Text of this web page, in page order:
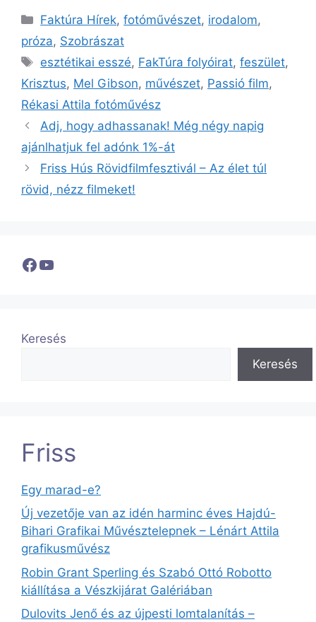
Kategória
Faktúra Hírek,fotóművészet, irodalom,
próza, Szobrászat
Címkék
esztétikai esszé, FakTúra folyóirat,feszület,
Krisztus, Mel Gibson, művészet, Passió film,
Rékasi Attila fotóművész
Adj, hogy adhassanak! Még négy napig
ajánlhatjuk fel adónk 1%-át
Friss Hús Rövidfilmfesztivál – Az élet túl
rövid, nézz filmeket!
Facebook
YouTube
Keresés
Keresés
Friss
Egy marad-e?
Új vezetője van az idén harminc éves Hajdú-
Bihari Grafikai Művésztelepnek – Lénárt Attila
grafikusművész
Robin Grant Sperling és Szabó Ottó Robotto
kiállítása a Vészkijárat Galériában
Dulovits Jenő és az újpesti lomtalanítás –